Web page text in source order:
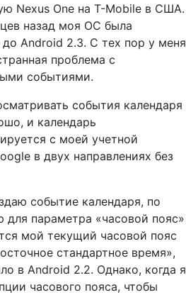
Nexus One на T-Mobile в США.
назад моя ОС была
​​до Android 2.3. С тех пор у меня
проблема с
событиями.
события календаря
и календарь
с моей учетной
в двух направлениях без
событие календаря, по
для параметра «часовой пояс»
мой текущий часовой пояс
стандартное время»,
в Android 2.2. Однако, когда я
часового пояса, чтобы